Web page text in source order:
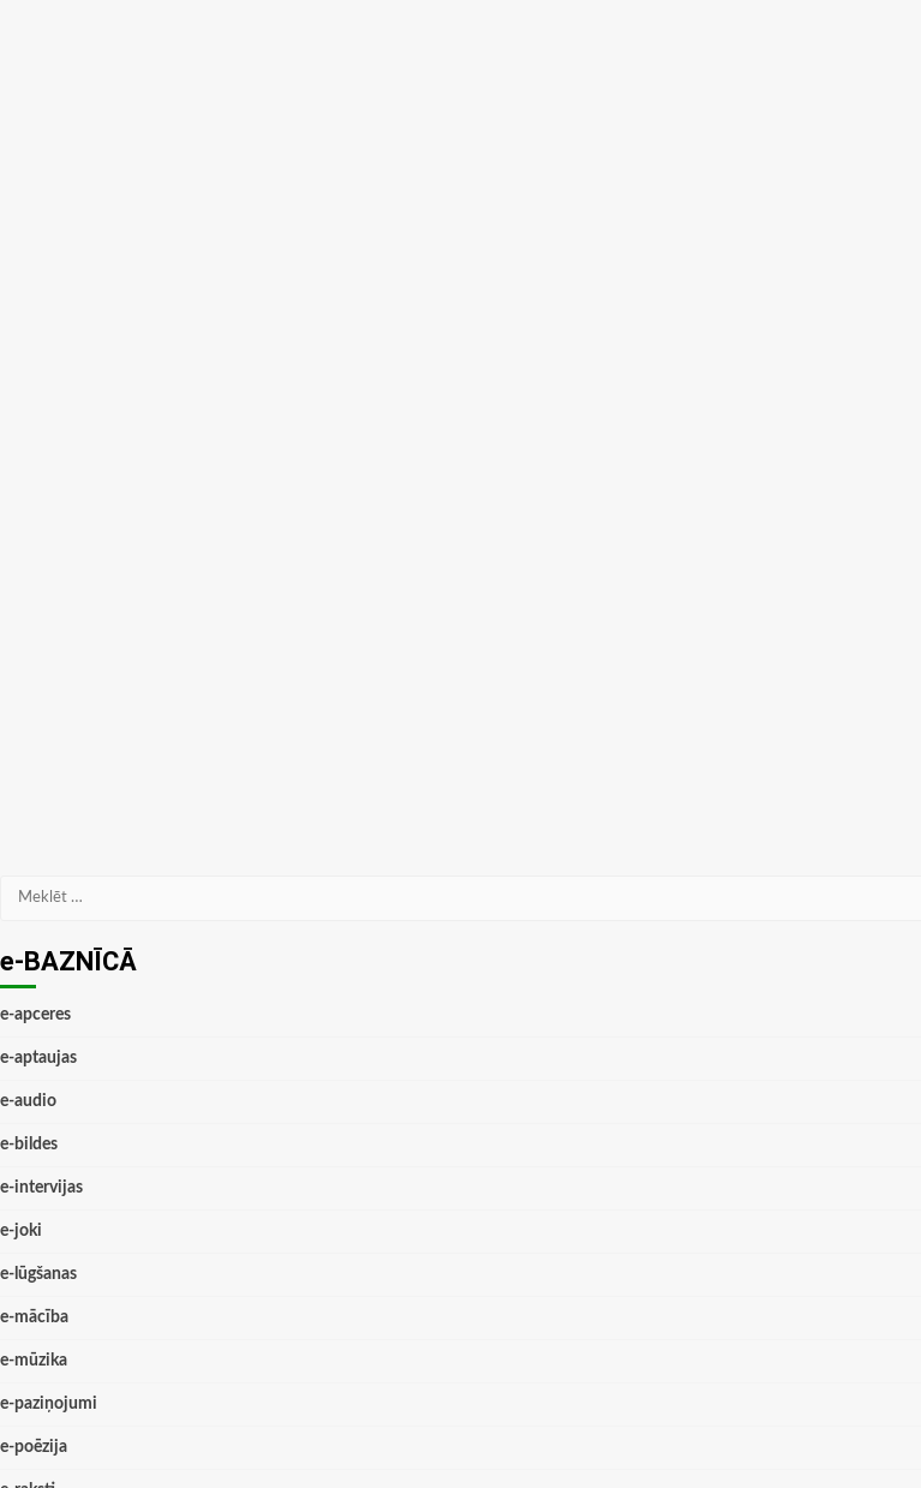
Meklēt:
e-BAZNĪCĀ
e-apceres
e-aptaujas
e-audio
e-bildes
e-intervijas
e-joki
e-lūgšanas
e-mācība
e-mūzika
e-paziņojumi
e-poēzija